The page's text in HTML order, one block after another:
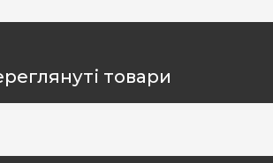
товари